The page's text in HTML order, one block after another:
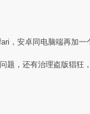
，安卓同电脑端再加一
，还有治理盗版猖狂